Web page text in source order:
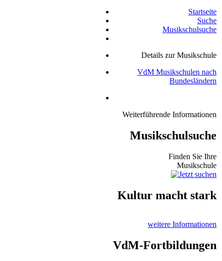
Startseite
Suche
Musikschulsuche
Details zur Musikschule
VdM Musikschulen nach
Bundesländern
Weiterführende Informationen
Musikschulsuche
Finden Sie Ihre
Musikschule
Kultur macht stark
weitere Informationen
VdM-Fortbildungen